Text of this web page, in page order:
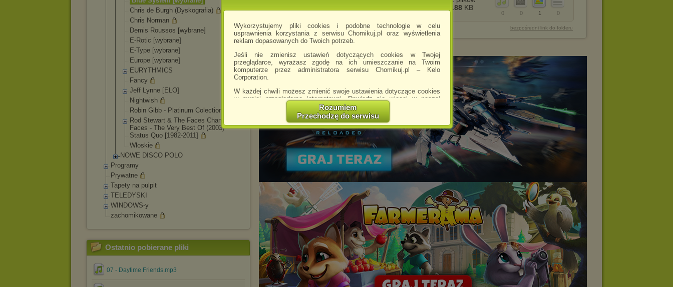
Wykorzystujemy pliki cookies i podobne technologie w celu
usprawnienia korzystania z serwisu Chomikuj.pl oraz wyświetlenia
reklam dopasowanych do Twoich potrzeb.
Jeśli nie zmienisz ustawień dotyczących cookies w Twojej
przeglądarce, wyrażasz zgodę na ich umieszczanie na Twoim
komputerze przez administratora serwisu Chomikuj.pl – Kelo
Corporation.
W każdej chwili możesz zmienić swoje ustawienia dotyczące cookies
w swojej przeglądarce internetowej. Dowiedz się więcej w naszej
http://chomikuj.pl/PolitykaPrywatnosci.aspx
Jednocześnie informujemy że zmiana ustawień przeglądarki może
spowodować ograniczenie korzystania ze strony Chomikuj.pl.
W przypadku braku twojej zgody na akceptację cookies niestety
prosimy o opuszczenie serwisu chomikuj.pl.
Wykorzystanie plików cookies
przezZaufanych Partnerów
(dostosowanie reklam do Twoich potrzeb, analiza skuteczności działań
Wyrażenie sprzeciwu spowoduje, że wyświetlana Ci reklama nie
będzie dopasowana do Twoich preferencji, a będzie to reklama
wyświetlona przypadkowo.
Istnieje możliwość zmiany ustawień przeglądarki internetowej w
sposób uniemożliwiający przechowywanie plików cookies na
urządzeniu końcowym. Można również usunąć pliki cookies,
dokonując odpowiednich zmian w ustawieniach przeglądarki
internetowej.
Pełną informację na ten temat znajdziesz pod adresem
http://chomikuj.pl/PolitykaPrywatnosci.aspx.
Rozumiem
Przechodzę do serwisu
Chris de Burgh (Dyskografia)
Chris Norman
Demis Roussos [wybrane]
E-Rotic [wybrane]
E-Type [wybrane]
Europe [wybrane]
EURYTHMICS
Fancy
Jeff Lynne [ELO]
Nightwish
Robin Gibb - Platinum Colection (2006)
Rod Stewart & The Faces Changing
Faces - The Very Best Of (2003)
Status Quo [1982-2011]
Włoskie
NOWE DISCO POLO
Programy
Prywatne
Tapety na pulpit
TELEDYSKI
WINDOWS-y
zachomikowane
Ostatnio pobierane pliki
07 - Daytime Friends.mp3
0
1
0
0
188 KB
bezpośredni link do folderu